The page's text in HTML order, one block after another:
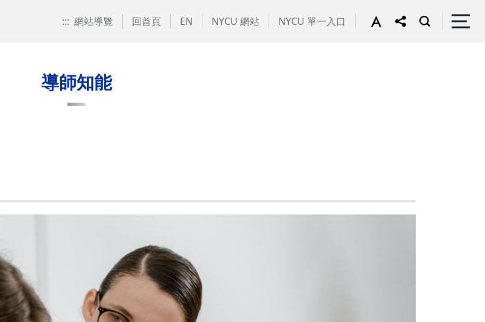
::: 網站導覽 回首頁 EN NYCU 網站 NYCU 單一入口
導師知能